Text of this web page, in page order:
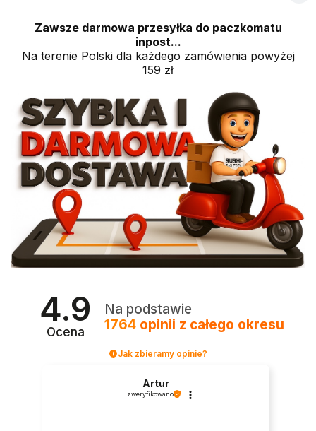
Zawsze darmowa przesyłka do paczkomatu
inpost...
Na terenie Polski dla każdego zamówienia powyżej
159 zł
4.9
Ocena
Na podstawie
1764 opinii z całego okresu
Jak zbieramy opinie?
Artur
zweryfikowano